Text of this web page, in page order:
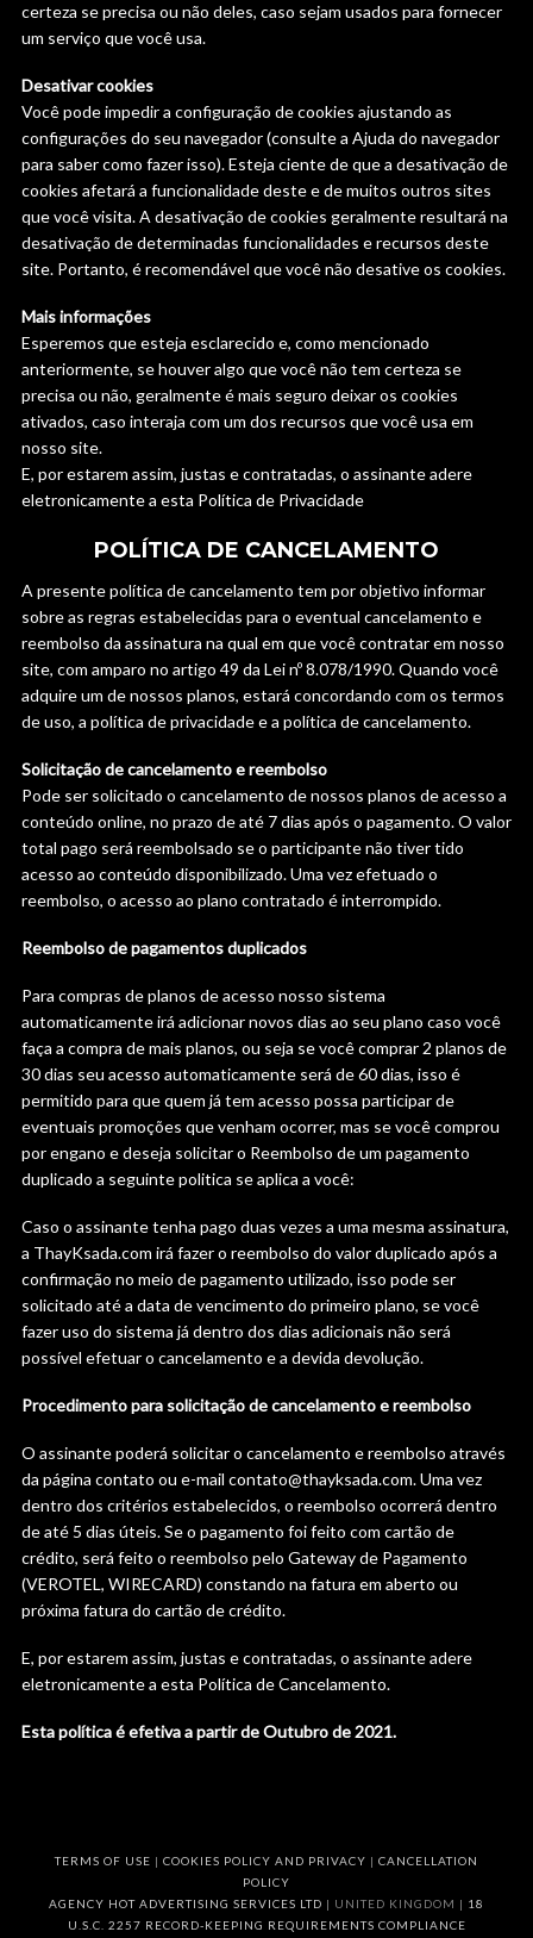
certeza se precisa ou não deles, caso sejam usados ​​para fornecer
um serviço que você usa.
Desativar cookies
Você pode impedir a configuração de cookies ajustando as
configurações do seu navegador (consulte a Ajuda do navegador
para saber como fazer isso). Esteja ciente de que a desativação de
cookies afetará a funcionalidade deste e de muitos outros sites
que você visita. A desativação de cookies geralmente resultará na
desativação de determinadas funcionalidades e recursos deste
site. Portanto, é recomendável que você não desative os cookies.
Mais informações
Esperemos que esteja esclarecido e, como mencionado
anteriormente, se houver algo que você não tem certeza se
precisa ou não, geralmente é mais seguro deixar os cookies
ativados, caso interaja com um dos recursos que você usa em
nosso site.
E, por estarem assim, justas e contratadas, o assinante adere
eletronicamente a esta Política de Privacidade
POLÍTICA DE CANCELAMENTO
A presente política de cancelamento tem por objetivo informar
sobre as regras estabelecidas para o eventual cancelamento e
reembolso da assinatura na qual em que você contratar em nosso
site, com amparo no artigo 49 da Lei nº 8.078/1990. Quando você
adquire um de nossos planos, estará concordando com os termos
de uso, a política de privacidade e a política de cancelamento.
Solicitação de cancelamento e reembolso
Pode ser solicitado o cancelamento de nossos planos de acesso a
conteúdo online, no prazo de até 7 dias após o pagamento. O valor
total pago será reembolsado se o participante não tiver tido
acesso ao conteúdo disponibilizado. Uma vez efetuado o
reembolso, o acesso ao plano contratado é interrompido.
Reembolso de pagamentos duplicados
Para compras de planos de acesso nosso sistema
automaticamente irá adicionar novos dias ao seu plano caso você
faça a compra de mais planos, ou seja se você comprar 2 planos de
30 dias seu acesso automaticamente será de 60 dias, isso é
permitido para que quem já tem acesso possa participar de
eventuais promoções que venham ocorrer, mas se você comprou
por engano e deseja solicitar o Reembolso de um pagamento
duplicado a seguinte politica se aplica a você:
Caso o assinante tenha pago duas vezes a uma mesma assinatura,
a ThayKsada.com irá fazer o reembolso do valor duplicado após a
confirmação no meio de pagamento utilizado, isso pode ser
solicitado até a data de vencimento do primeiro plano, se você
fazer uso do sistema já dentro dos dias adicionais não será
possível efetuar o cancelamento e a devida devolução.
Procedimento para solicitação de cancelamento e reembolso
O assinante poderá solicitar o cancelamento e reembolso através
da página contato ou e-mail contato@thayksada.com. Uma vez
dentro dos critérios estabelecidos, o reembolso ocorrerá dentro
de até 5 dias úteis. Se o pagamento foi feito com cartão de
crédito, será feito o reembolso pelo Gateway de Pagamento
(VEROTEL, WIRECARD) constando na fatura em aberto ou
próxima fatura do cartão de crédito.
E, por estarem assim, justas e contratadas, o assinante adere
eletronicamente a esta Política de Cancelamento.
Esta política é efetiva a partir de Outubro de 2021.
TERMS OF USE | COOKIES POLICY AND PRIVACY | CANCELLATION
POLICY
AGENCY HOT ADVERTISING SERVICES LTD | UNITED KINGDOM | 18
U.S.C. 2257 RECORD-KEEPING REQUIREMENTS COMPLIANCE